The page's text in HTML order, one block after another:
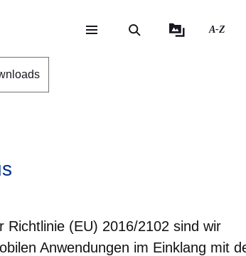
A-Z
Richtlinie (EU) 2016/2102 sind wir
Anwendungen im Einklang mit